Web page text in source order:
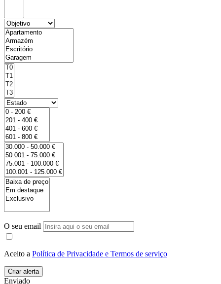
O seu email
Aceito a Política de Privacidade e Termos de serviço
Enviado